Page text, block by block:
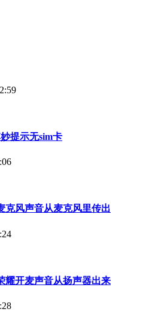
提示无sim卡
克风声音从麦克风里传出
耀开麦声音从扬声器出来